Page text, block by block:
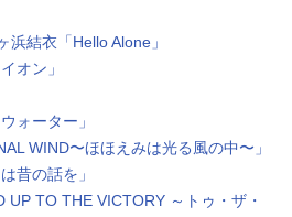
浜結衣「Hello Alone」
オン」
ォーター」
WIND〜ほほえみは光る風の中〜」
昔の話を」
UP TO THE VICTORY ～トゥ・ザ・